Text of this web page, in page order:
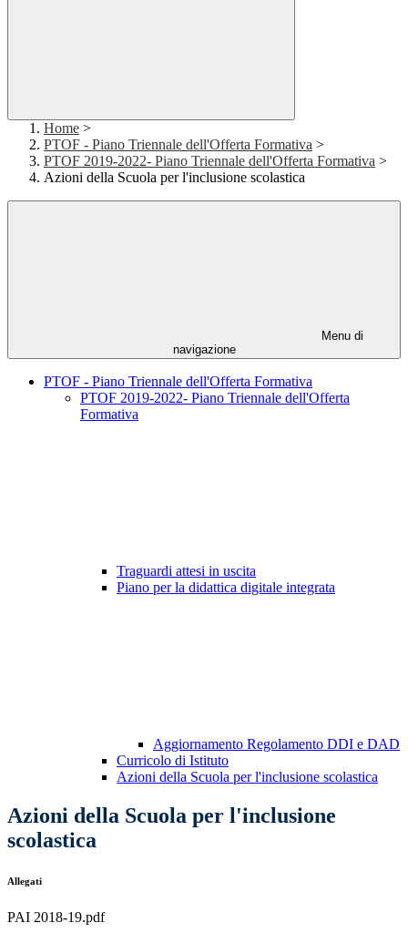
Home >
PTOF - Piano Triennale dell'Offerta Formativa >
PTOF 2019-2022- Piano Triennale dell'Offerta Formativa >
Azioni della Scuola per l'inclusione scolastica
Menu di
navigazione
PTOF - Piano Triennale dell'Offerta Formativa
PTOF 2019-2022- Piano Triennale dell'Offerta
Formativa
Traguardi attesi in uscita
Piano per la didattica digitale integrata
Aggiornamento Regolamento DDI e DAD
Curricolo di Istituto
Azioni della Scuola per l'inclusione scolastica
Azioni della Scuola per l'inclusione
scolastica
Allegati
PAI 2018-19.pdf